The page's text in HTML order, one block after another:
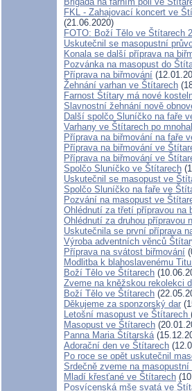
FKL - Zahajovací koncert ve
(21.06.2020)
FOTO: Boží Tělo ve Štítarech
Uskutečnil se masopustní
Konala se další příprava na
Pozvánka na masopust do
Příprava na biřmování
Žehnání varhan ve Štítarech
Farnost Štítary má nové
Slavnostní žehnání nově
Další spolčo Sluníčko na faře
Varhany ve Štítarech po
Příprava na biřmování na faře
Příprava na biřmování ve
Příprava na biřmování ve
Spolčo Sluníčko ve Štítarech
Uskutečnil se masopust ve
Spolčo Sluníčko na faře ve
Pozvání na masopust ve
Ohlédnutí za třetí přípravou na
Ohlédnutí za druhou přípravou
Uskutečnila se první příprava
Výroba adventních věnců
Příprava na svátost biřmování
Modlitba k blahoslavenému
Boží Tělo ve Štítarech
Zveme na kněžskou rekolekci
Boží Tělo ve Štítarech
Děkujeme za sponzorský dar
Letošní masopust ve Štítarech
Masopust ve Štítarech
Panna Maria Štítarská
Adorační den ve Štítarech
Po roce se opět uskutečnil
Srdečně zveme na
Mladí křesťané ve Štítarech
Posvícenská mše svatá ve